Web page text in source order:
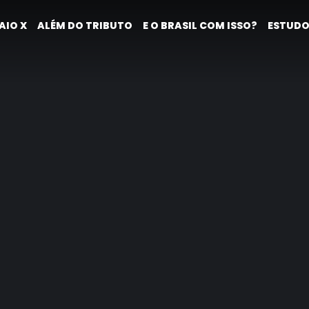
X ALÉM DO TRIBUTO E O BRASIL COM ISSO?